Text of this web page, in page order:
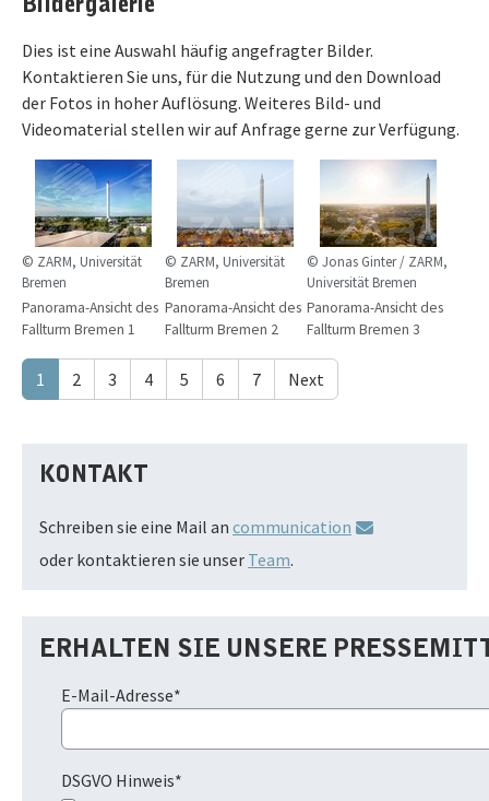
Bildergalerie
Dies ist eine Auswahl häufig angefragter Bilder.
Kontaktieren Sie uns, für die Nutzung und den Download
der Fotos in hoher Auflösung. Weiteres Bild- und
Videomaterial stellen wir auf Anfrage gerne zur Verfügung.
© ZARM, Universität
Bremen
Panorama-Ansicht des
Fallturm Bremen 1
© ZARM, Universität
Bremen
Panorama-Ansicht des
Fallturm Bremen 2
© Jonas Ginter / ZARM,
Universität Bremen
Panorama-Ansicht des
Fallturm Bremen 3
1 2 3 4 5 6 7 Next
KONTAKT
Schreiben sie eine Mail an communication
oder kontaktieren sie unser Team.
ERHALTEN SIE UNSERE
E-Mail-Adresse*
DSGVO Hinweis*